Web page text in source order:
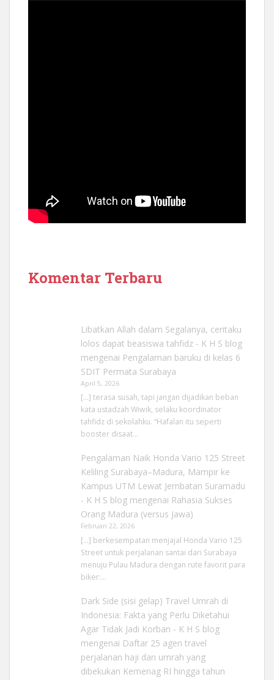
Komentar Terbaru
Libatkan Allah dalam Segalanya, ceritaku
lolos dapat beasiswa tahfidz - K H S blog
mengenai Pengalaman baruku di kelas 6
SDIT Permata Surabaya
April 5, 2026
[…] terasa susah, tapi jangan dijadikan beban
kata ustadzah Wiwik, selaku koordinator
tahfidz di sekolahku. “Hafalan itu seperti
booster disaat…
Pengalaman Naik Honda Vario 125 Street
Keliling Surabaya–Madura, Mampir ke
Kampus UTM Lewat Jembatan Suramadu
- K H S blogmengenai Rahasia Sukses
Orang Madura (versus Jawa)
Februari 22, 2026
[…] berkesempatan menjajal Honda Vario 125
Street untuk perjalanan santai dari Surabaya
menuju Pulau Madura dengan rute favorit para
biker:…
Dark Side (sisi gelap) Travel Umrah di
Indonesia: Fakta yang Perlu Diketahui
Agar Tidak Jadi Korban - K H S blog
mengenai Daftar 25 agen travel
perjalanan haji dan umrah yang
dibekukan Kemenag RI hingga tahun